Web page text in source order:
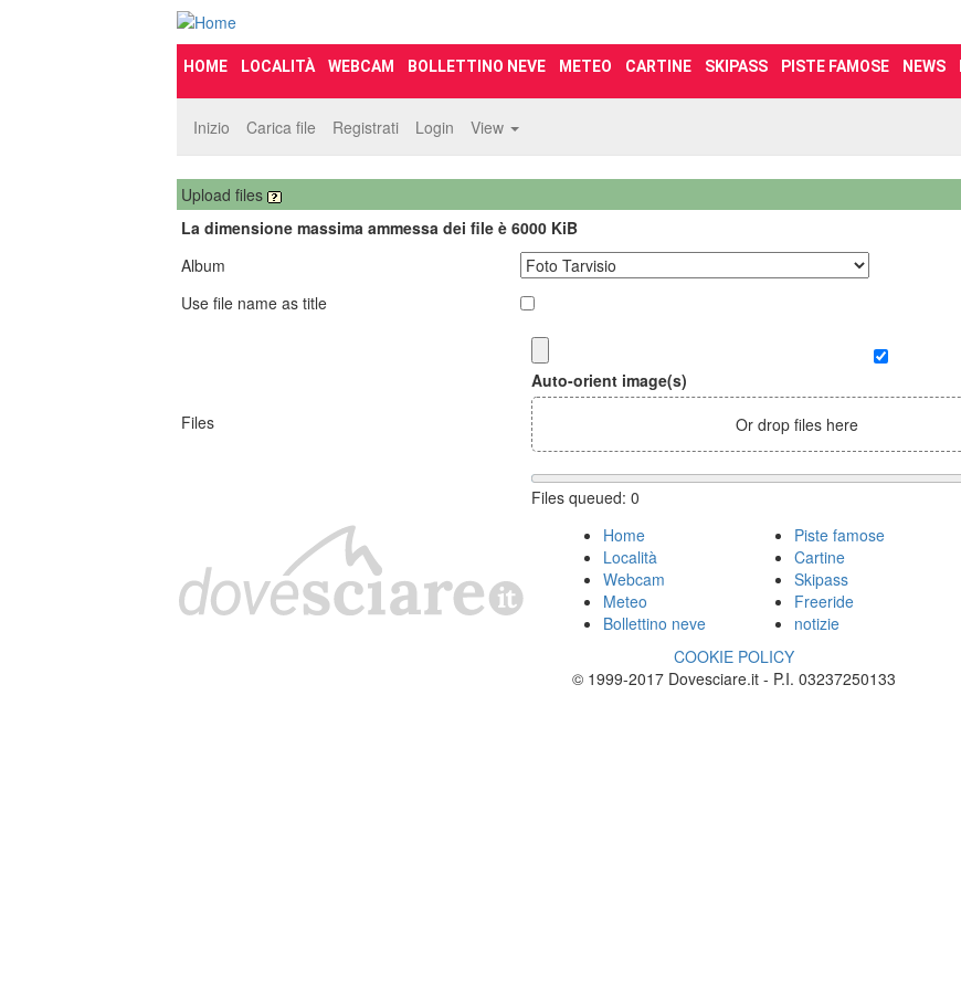
HOME LOCALITÀ WEBCAM BOLLETTINO NEVE METEO CARTINE SKIPASS PISTE FAMOSE NEWS
Inizio Carica file Registrati Login View
Upload files
La dimensione massima ammessa dei file è 6000 KiB
Album
Use file name as title
Files
Auto-orient image(s)
Or drop files here
Files queued: 0
Home
Località
Webcam
Meteo
Bollettino neve
Piste famose
Cartine
Skipass
Freeride
notizie
COOKIE POLICY
© 1999-2017 Dovesciare.it - P.I. 03237250133